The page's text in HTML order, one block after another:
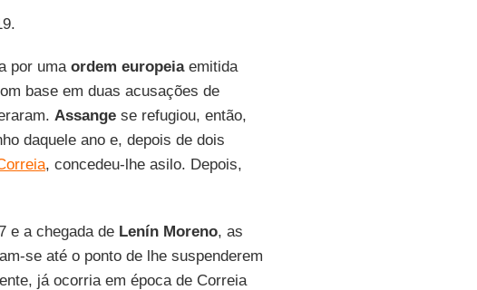
por uma ordem europeiaemitida
base em duas acusações de
Assangese refugiou, então,
daquele ano e, depois de dois
, concedeu-lhe asilo. Depois,
e a chegada de Lenín Moreno, as
se até o ponto de lhe suspenderem
já ocorria em época de Correia